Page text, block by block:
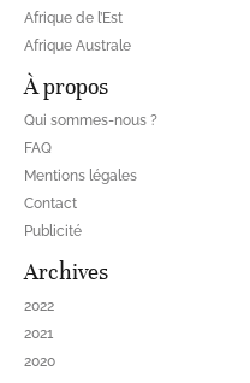
Afrique de l’Est
Afrique Australe
À propos
Qui sommes-nous ?
FAQ
Mentions légales
Contact
Publicité
Archives
2022
2021
2020